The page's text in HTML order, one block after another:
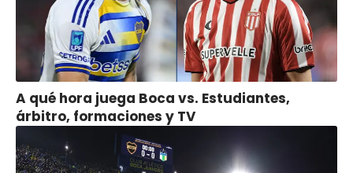
A qué hora juega Boca vs. Estudiantes,
árbitro, formaciones y TV